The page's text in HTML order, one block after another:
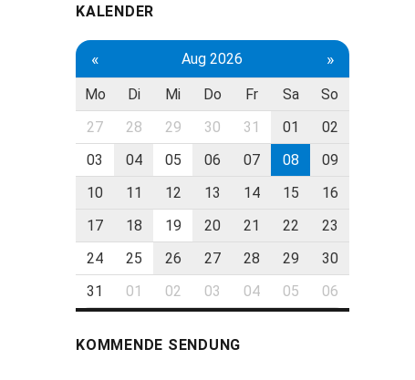
KALENDER
« Aug 2026 »
Mo Di Mi Do Fr Sa
So
27
28 29 30 31 01
02
03
04 05 06 07 08
09
10
11 12 13 14 15
16
17
18 19 20 21 22
23
24
25 26 27 28 29
30
31
01 02 03 04 05 06
KOMMENDE SENDUNG